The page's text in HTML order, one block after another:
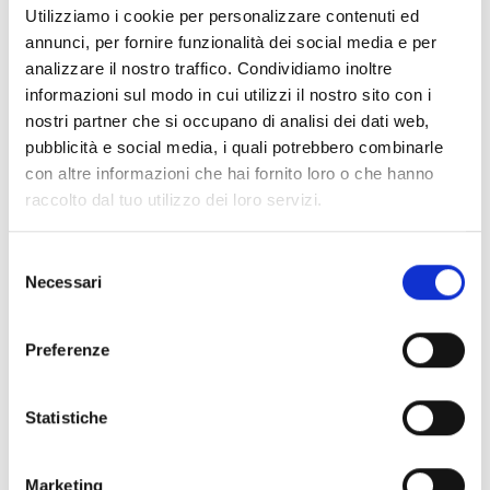
Utilizziamo i cookie per personalizzare contenuti ed
annunci, per fornire funzionalità dei social media e per
analizzare il nostro traffico. Condividiamo inoltre
informazioni sul modo in cui utilizzi il nostro sito con i
nostri partner che si occupano di analisi dei dati web,
pubblicità e social media, i quali potrebbero combinarle
con altre informazioni che hai fornito loro o che hanno
raccolto dal tuo utilizzo dei loro servizi.
Necessari
Preferenze
Statistiche
Marketing
CEO di Innova Semplice S.p.A
(ex Cloud Care) –Con Innova
Semplice vogliamo costruire un
marchio che sia sinonimo di
fiducia, eccellenza e
accessibilità, offrendo
interazione. Crediamo che
consentirà di amplificare il
offriamo a milioni di clienti e